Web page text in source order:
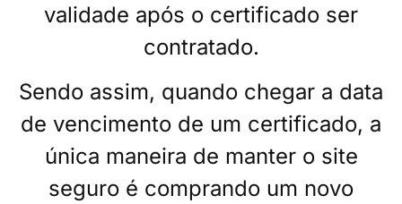
validade após o certificado ser
contratado.
Sendo assim, quando chegar a data
de vencimento de um certificado, a
única maneira de manter o site
seguro é comprando um novo